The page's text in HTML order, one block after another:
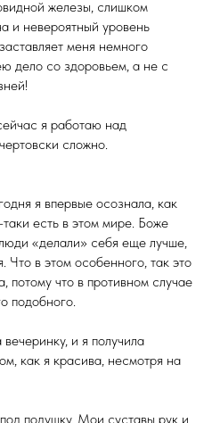
железы, слишком
и невероятный уровень
меня немного
дело со здоровьем, а не с
я работаю над
сложно.
я впервые осознала, как
есть в этом мире. Боже
«делали» себя еще лучше,
Что в этом особенного, так это
потому что в противном случае
подобного.
и я получила
как я красива, несмотря на
подушку. Мои суставы рук и